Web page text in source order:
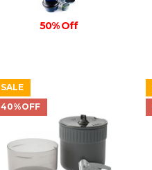
50% Off
SALE
40%OFF